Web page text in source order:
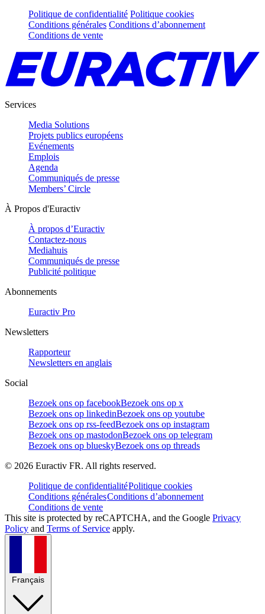
Politique de confidentialité Politique cookies
Conditions générales Conditions d’abonnement
Conditions de vente
Services
Media Solutions
Projets publics européens
Evénements
Emplois
Agenda
Communiqués de presse
Members’ Circle
À Propos d'Euractiv
À propos d’Euractiv
Contactez-nous
Mediahuis
Communiqués de presse
Publicité politique
Abonnements
Euractiv Pro
Newsletters
Rapporteur
Newsletters en anglais
Social
Bezoek ons op facebookBezoek ons op x
Bezoek ons op linkedinBezoek ons op youtube
Bezoek ons op rss-feedBezoek ons op instagram
Bezoek ons op mastodonBezoek ons op telegram
Bezoek ons op blueskyBezoek ons op threads
© 2026 Euractiv FR. All rights reserved.
Politique de confidentialitéPolitique cookies
Conditions généralesConditions d’abonnement
Conditions de vente
This site is protected by reCAPTCHA, and the Google Privacy
Policy and Terms of Service apply.
Français